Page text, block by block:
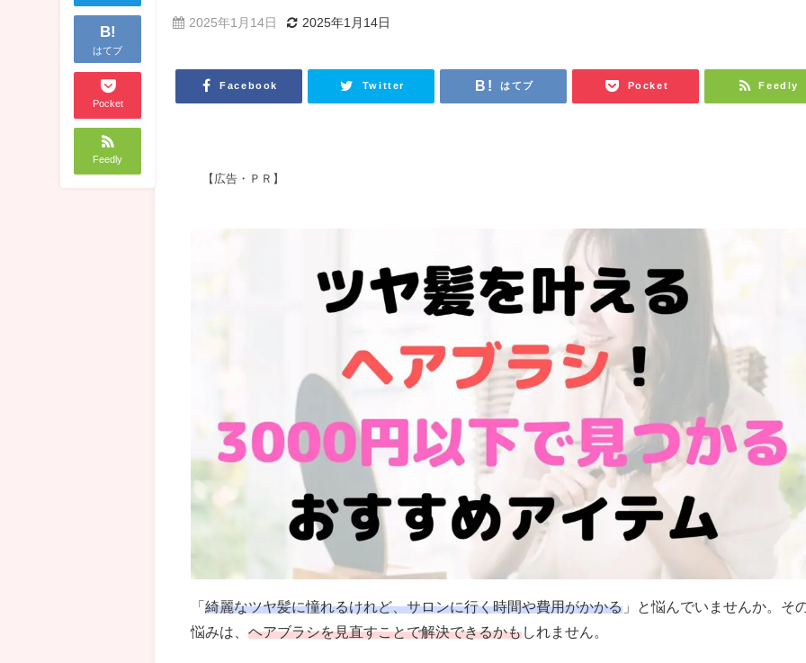
B!
はてブ
Pocket
Feedly
2025年1月14日 2025年1月14日
Facebook Twitter はてブ Pocket Feedly
【広告・ＰＲ】
「綺麗なツヤ髪に憧れるけれど、サロンに行く時間や費用がかかる 」と悩んでいませんか。そ
悩みは、ヘアブラシを見直すことで解決できるかもしれません。